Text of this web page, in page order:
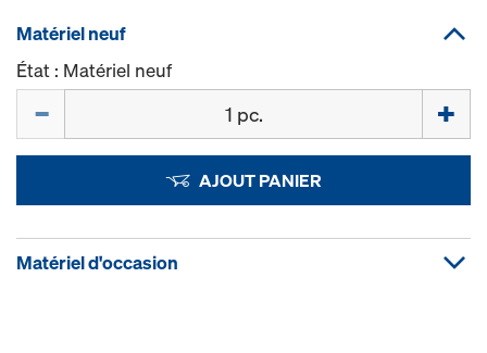
Matériel neuf
État : Matériel neuf
AJOUT PANIER
Matériel d'occasion